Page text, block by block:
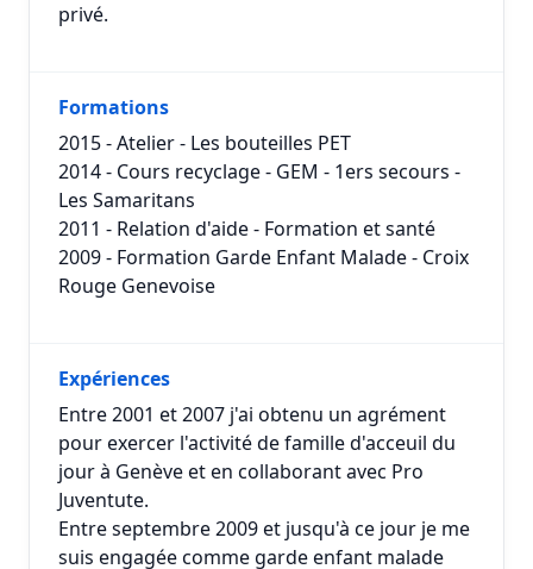
privé.
Formations
2015 - Atelier - Les bouteilles PET
2014 - Cours recyclage - GEM - 1ers secours -
Les Samaritans
2011 - Relation d'aide - Formation et santé
2009 - Formation Garde Enfant Malade - Croix
Rouge Genevoise
Expériences
Entre 2001 et 2007 j'ai obtenu un agrément
pour exercer l'activité de famille d'acceuil du
jour à Genève et en collaborant avec Pro
Juventute.
Entre septembre 2009 et jusqu'à ce jour je me
suis engagée comme garde enfant malade